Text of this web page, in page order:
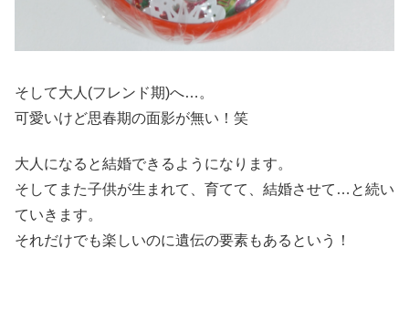
そして大人(フレンド期)へ…。
可愛いけど思春期の面影が無い！笑
大人になると結婚できるようになります。
そしてまた子供が生まれて、育てて、結婚させて…と続い
ていきます。
それだけでも楽しいのに遺伝の要素もあるという！